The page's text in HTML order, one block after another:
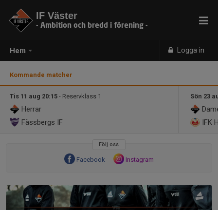
Hem Logga in
IF Väster
- Ambition och bredd i förening -
Kommande matcher
Tis 11 aug 20:15 - Reservklass 1
Herrar
Fässbergs IF
Sön 23
IFK
Följ oss
Facebook Instagram